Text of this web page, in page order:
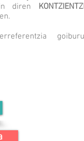
diren